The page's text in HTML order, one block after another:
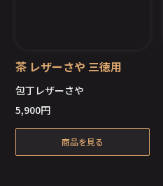
茶 レザーさや 三徳用
包丁レザーさや
5,900円
商品を見る